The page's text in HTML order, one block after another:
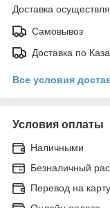
Доставка
Самовывоз
Доставка по
Все условия
Условия оплаты
Наличными
Безналичный
Перевод на карту